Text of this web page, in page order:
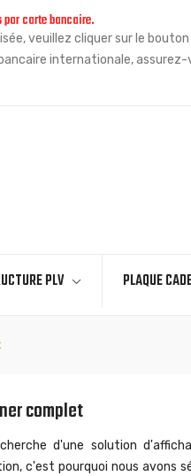
par carte bancaire.
veuillez cliquer sur le
internationale, assurez-
PLV PLAQUE
complet
d'une solution
c'est pourquoi nous avons